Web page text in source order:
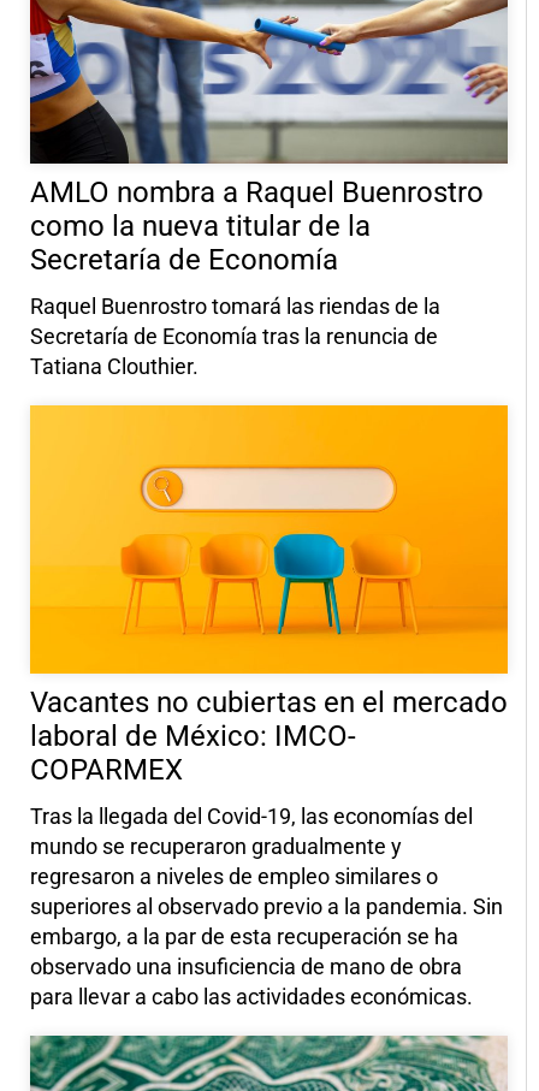
AMLO nombra a Raquel Buenrostro
como la nueva titular de la
Secretaría de Economía
Raquel Buenrostro tomará las riendas de la
Secretaría de Economía tras la renuncia de
Tatiana Clouthier.
Vacantes no cubiertas en el mercado
laboral de México: IMCO-
COPARMEX
Tras la llegada del Covid-19, las economías del
mundo se recuperaron gradualmente y
regresaron a niveles de empleo similares o
superiores al observado previo a la pandemia. Sin
embargo, a la par de esta recuperación se ha
observado una insuficiencia de mano de obra
para llevar a cabo las actividades económicas.